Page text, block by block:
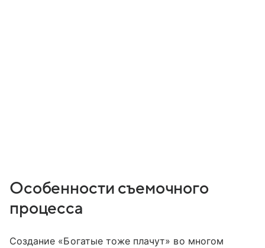
Особенности съемочного
процесса
Создание «Богатые тоже плачут» во многом